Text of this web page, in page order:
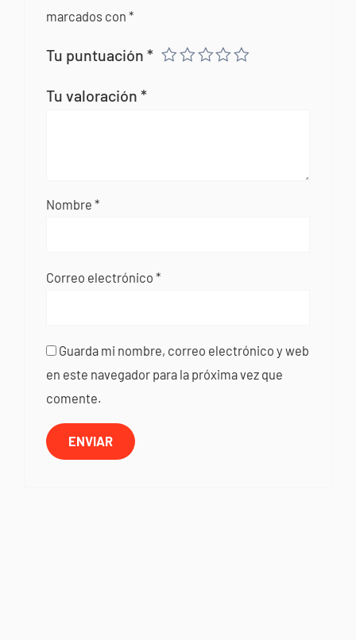
marcados con*
Tu puntuación*
Tu valoración*
Nombre*
Correo electrónico*
Guarda mi nombre, correo electrónico y web
en este navegador para la próxima vez que
comente.